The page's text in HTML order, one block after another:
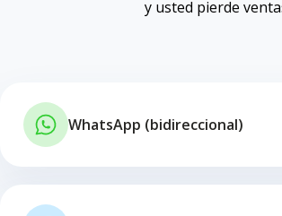
y usted pierde
WhatsApp (bidireccional)